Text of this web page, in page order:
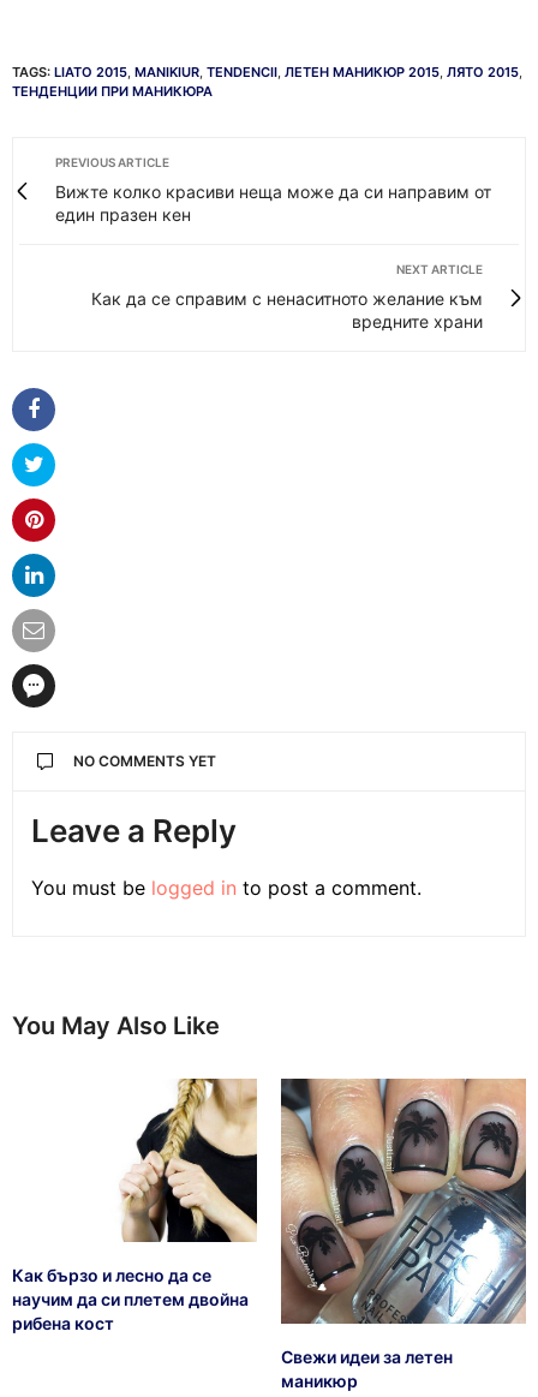
TAGS: LIATO 2015, MANIKIUR, TENDENCII, ЛЕТЕН МАНИКЮР 2015, ЛЯТО 2015,
ТЕНДЕНЦИИ ПРИ МАНИКЮРА
PREVIOUS ARTICLE
Вижте колко красиви неща може да си направим от
един празен кен
NEXT ARTICLE
Как да се справим с ненаситното желание към
вредните храни
NO COMMENTS YET
Leave a Reply
You must be logged in to post a comment.
You May Also Like
Как бързо и лесно да се
научим да си плетем двойна
рибена кост
Свежи идеи за летен
маникюр